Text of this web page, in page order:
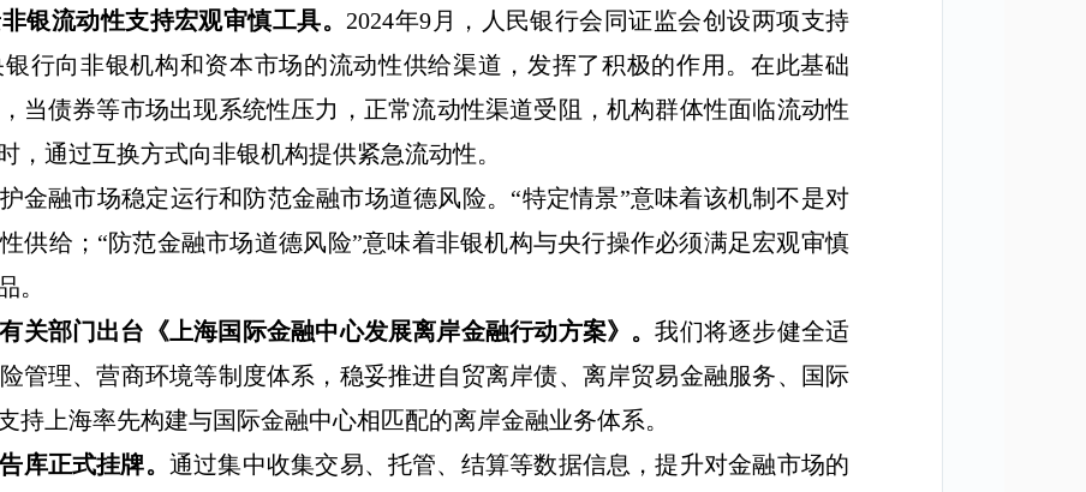
银流动性支持宏观审慎工具。 2024年9 月，人民银行会同证监会创设两项支持
行向非银机构和资本市场的流动性供给渠道，发挥了积极的作用。在此基础
当债券等市场出现系统性压力，正常流动性渠道受阻，机构群体性面临流动性
，通过互换方式向非银机构提供紧急流动性。
金融市场稳定运行和防范金融市场道德风险。 “特定情景”意味着该机制不是对
供给； “防范金融市场道德风险”意味着非银机构与央行操作必须满足宏观审慎
。
关部门出台《上海国际金融中心发展离岸金融行动方案》。我们将逐步健全适
管理、营商环境等制度体系，稳妥推进自贸离岸债、离岸贸易金融服务、国际
持上海率先构建与国际金融中心相匹配的离岸金融业务体系。
库正式挂牌。 通过集中收集交易、托管、结算等数据信息，提升对金融市场的